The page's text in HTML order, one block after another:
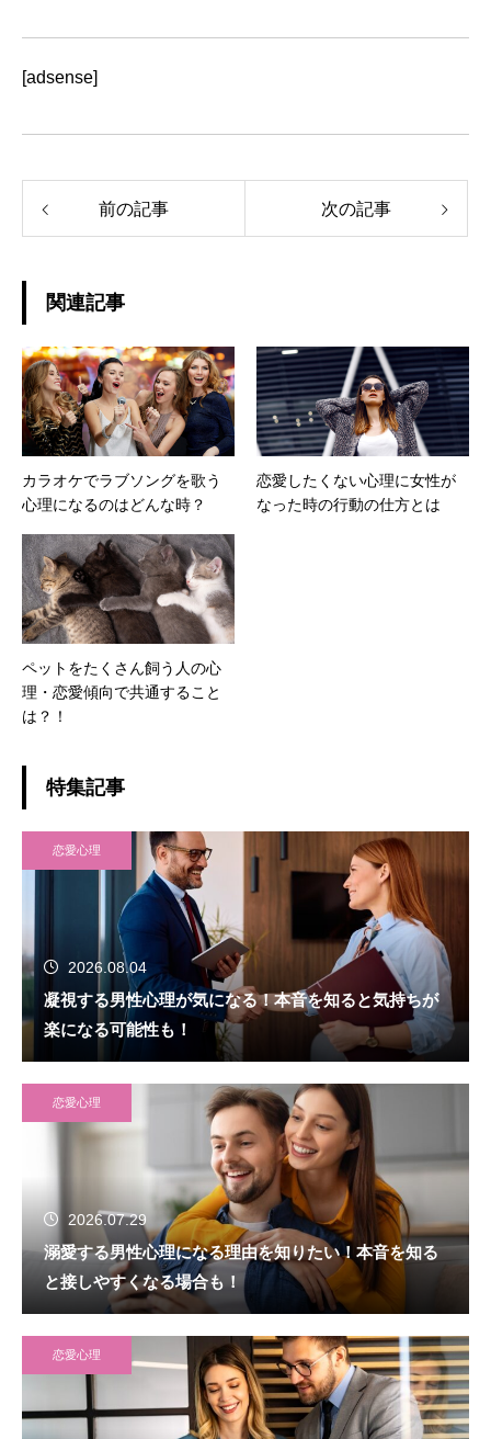
[adsense]
前の記事 次の記事
関連記事
カラオケでラブソングを歌う
心理になるのはどんな時？
恋愛したくない心理に女性が
なった時の行動の仕方とは
ペットをたくさん飼う人の心
理・恋愛傾向で共通すること
は？！
特集記事
恋愛心理
2026.08.04
凝視する男性心理が気になる！本音を知ると気持ちが
楽になる可能性も！
恋愛心理
2026.07.29
溺愛する男性心理になる理由を知りたい！本音を知る
と接しやすくなる場合も！
恋愛心理